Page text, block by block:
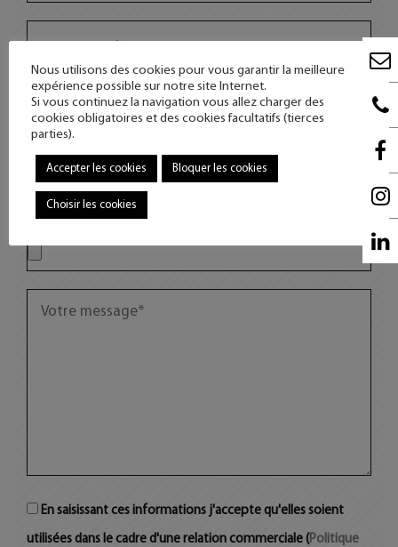
En saisissant ces informations j'accepte qu'elles soient
utilisées dans le cadre d'une relation commerciale (Politique
Nous utilisons des cookies pour vous garantir la meilleure
expérience possible sur notre site Internet.
Si vous continuez la navigation vous allez charger des
cookies obligatoires et des cookies facultatifs (tierces
parties).
Accepter les cookies Bloquer les cookies
Choisir les cookies